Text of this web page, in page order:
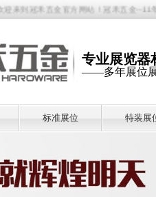
冠禾五金官方网站！冠禾五金--11年专
专业展览器
——多年展位
标准展位 特装展